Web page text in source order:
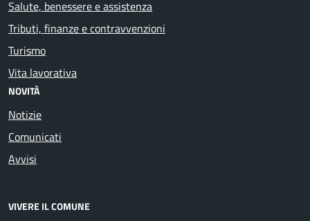
Salute, benessere e assistenza
Tributi, finanze e contravvenzioni
Turismo
Vita lavorativa
NOVITÀ
Notizie
Comunicati
Avvisi
VIVERE IL COMUNE